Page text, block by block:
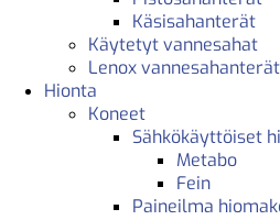
Käsisahanterät
Käytetyt vannesahat
Lenox
Hionta
Koneet
Sähkökäyttöiset
Metabo
Fein
Paineilma